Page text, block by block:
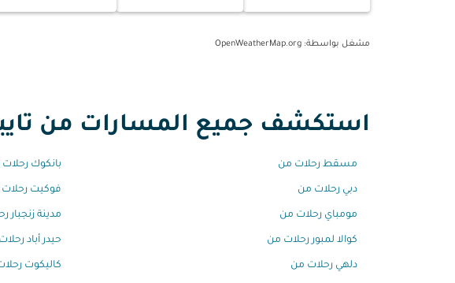
مشغل بواسطة: OpenWeatherMap.org
استكشف جميع المسارات من
مسقط رحلات من بانكوك
دبي رحلات من فوكيت
مومباي رحلات من مدينة زنجبار
كوالا لمبور رحلات من حيدر أباد
دلهي رحلات من كاليكوت